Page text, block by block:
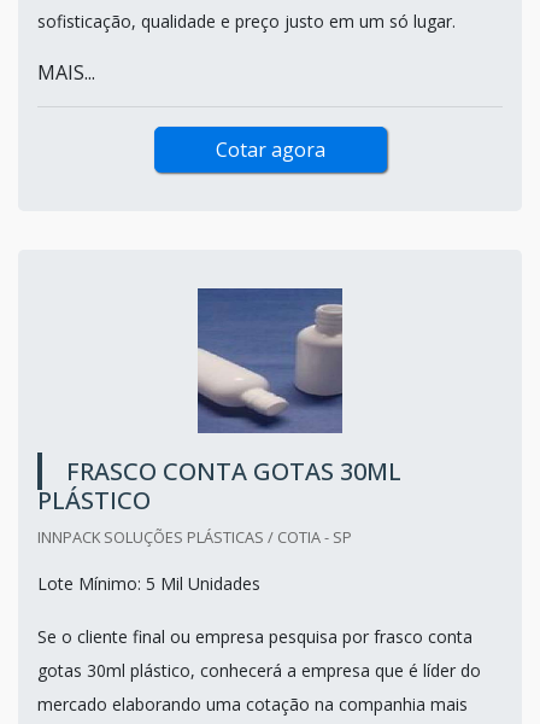
sofisticação, qualidade e preço justo em um só lugar.
MAIS...
Cotar agora
FRASCO CONTA GOTAS 30ML
PLÁSTICO
INNPACK SOLUÇÕES PLÁSTICAS / COTIA - SP
Lote Mínimo: 5 Mil Unidades
Se o cliente final ou empresa pesquisa por frasco conta
gotas 30ml plástico, conhecerá a empresa que é líder do
mercado elaborando uma cotação na companhia mais